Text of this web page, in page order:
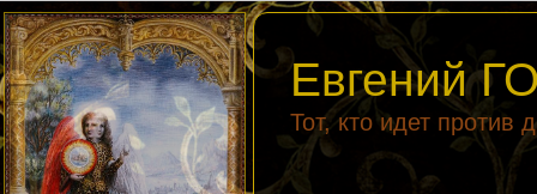
Евгений
Тот, кто идет против